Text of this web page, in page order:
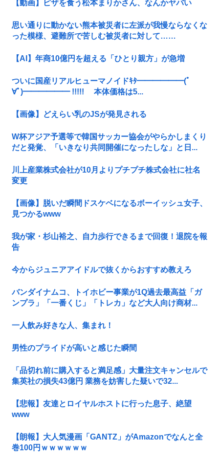
【動画】ピザを食う松本まりかさん、なんかヤバい
思い通りに動かない熊本被災者に左派が我慢ならなくな
った模様、避難所で苦しむ被災者に対して……
【AI】年商10億円を超える「ひとり親方」が急増
ついに国産リアルヒューマノイドｷﾀ━━━━━━(ﾟ
∀ﾟ)━━━━━━ !!!!! 本体価格は5...
【画像】どえらい乳のJSが発見される
W杯アジア予選等で韓国サッカー協会がやらかしまくり
だと発覚、「いきなり共同開催になったしな」と日...
川上産業株式会社が10月よりプチプチ株式会社に社名
変更
【画像】脱いだ瞬間ドスケベになるボーイッシュ女子、
見つかるwww
我が家・杉山裕之、自力歩行できるまで回復！退院を報
告
今からジュニアアイドルで抜くからおすすめ教えろ
バンダイナムコ、トイホビー事業が1Q過去最高益「ガ
ンプラ」「一番くじ」「トレカ」など大人向け商材...
一人飲み好きな人、集まれ！
男性のプライドが高いと感じた瞬間
「品切れ前に購入すると満足感」大量注文キャンセルで
集英社の損失43億円 業務を妨害した疑いで32...
【悲報】友達とロイヤルホストに行った息子、絶望
www
【朗報】大人気漫画「GANTZ」がAmazonでなんと全
巻100円ｗｗｗｗｗｗ